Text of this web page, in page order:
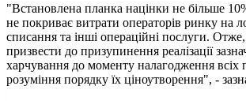
"Встановлена планка націнки не більше
не покриває витрати операторів ринку на
списання та інші операційні послуги.
призвести до призупинення реалізації
харчування до моменту налагодження всіх
розуміння порядку їх ціноутворення", -